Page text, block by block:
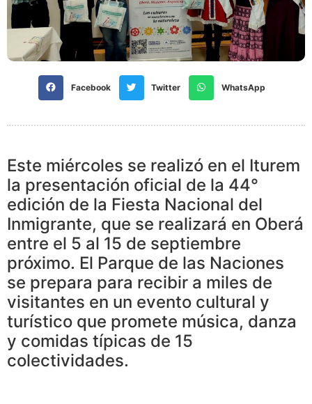
Facebook Twitter WhatsApp
Este miércoles se realizó en el Iturem
la presentación oficial de la 44°
edición de la Fiesta Nacional del
Inmigrante, que se realizará en Oberá
entre el 5 al 15 de septiembre
próximo. El Parque de las Naciones
se prepara para recibir a miles de
visitantes en un evento cultural y
turístico que promete música, danza
y comidas típicas de 15
colectividades.